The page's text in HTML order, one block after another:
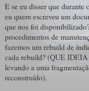
E se eu disser que
eu quem escreveu um
que nos foi
procedimentos de
fazemos um rebuild de
cada rebuild? (QUE
levando a uma
reconstruído).